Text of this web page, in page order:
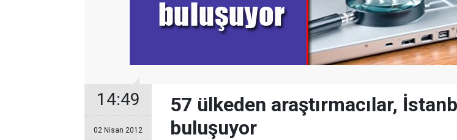
14:49
02 Nisan 2012
57 ülkeden araştırmacılar,
buluşuyor